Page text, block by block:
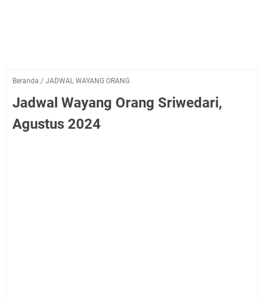
Beranda / JADWAL WAYANG ORANG
Jadwal Wayang Orang Sriwedari,
Agustus 2024